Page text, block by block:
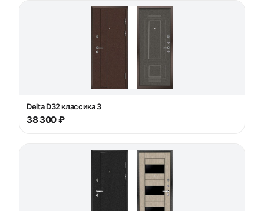
Delta D32 классика 3
38 300 ₽